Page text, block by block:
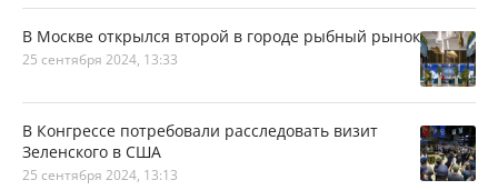
В Москве открылся второй в городе рыбный рынок
25 сентября 2024, 13:33
В Конгрессе потребовали расследовать визит
Зеленского в США
25 сентября 2024, 13:13